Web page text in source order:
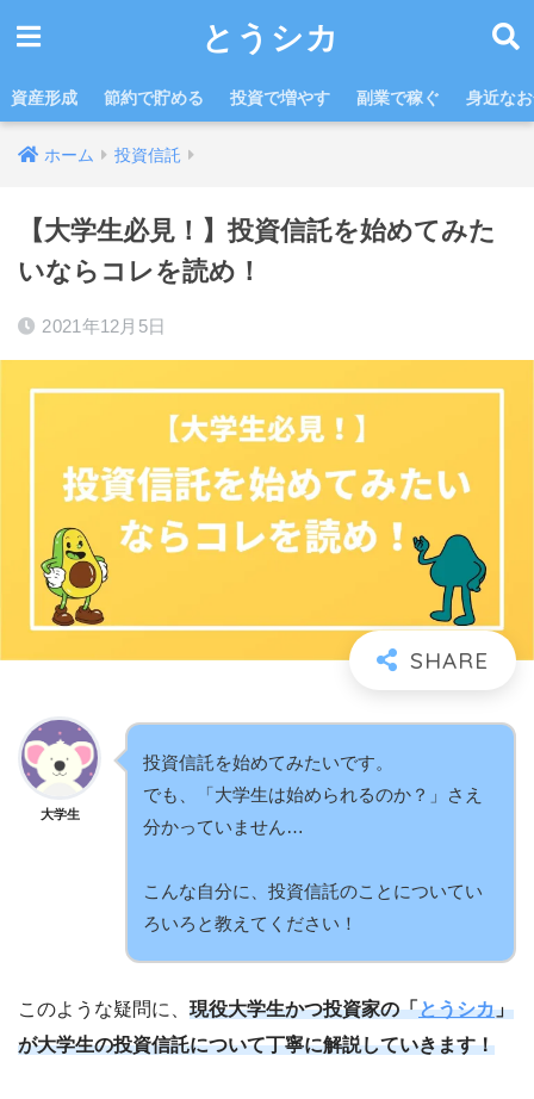
とうシカ
資産形成 節約で貯める 投資で増やす 副業で稼ぐ 身近な
ホーム 投資信託
【大学生必見！】投資信託を始めてみた
いならコレを読め！
2021年12月5日
大学生
投資信託を始めてみたいです。
でも、「大学生は始められるのか？」さえ
分かっていません…
こんな自分に、投資信託のことについてい
ろいろと教えてください！
このような疑問に、 現役大学生かつ投資家の「とうシカ」
が大学生の投資信託について丁寧に解説していきます！